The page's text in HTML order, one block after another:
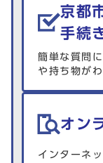
京都
手続
簡単な質問
や持ち物が
オン
インターネ